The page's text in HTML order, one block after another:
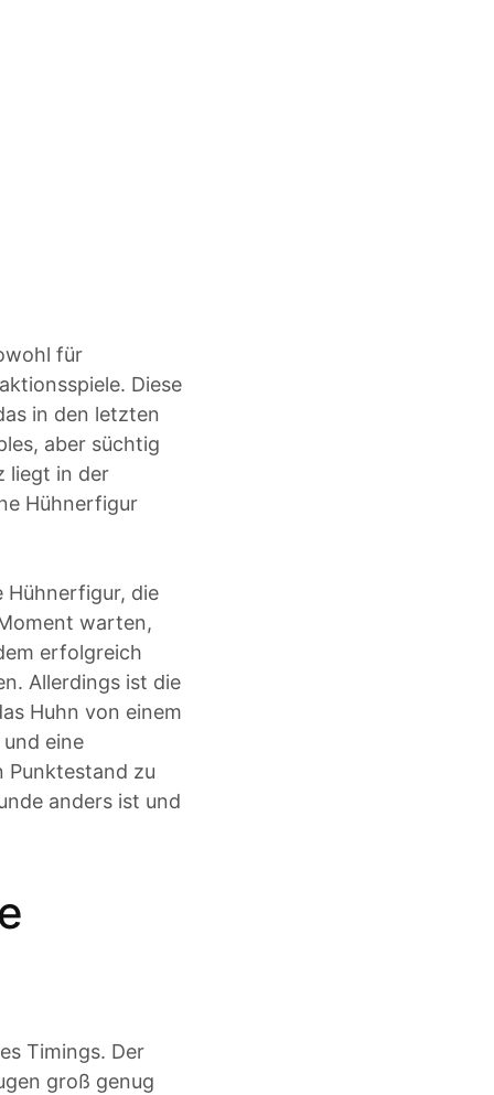
für
Diese
in den letzten
aber süchtig
liegt in der
Hühnerfigur
Hühnerfigur, die
warten,
erfolgreich
Allerdings ist die
Huhn von einem
eine
Punktestand zu
anders ist und
Timings. Der
groß genug